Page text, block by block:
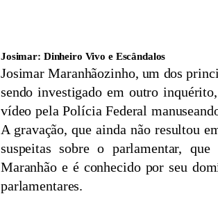
Josimar: Dinheiro Vivo e Escândalos
Josimar Maranhãozinho, um dos
sendo investigado em outro
vídeo pela Polícia Federal
A gravação, que ainda não resultou
suspeitas sobre o parlamentar,
Maranhão e é conhecido por seu
parlamentares.